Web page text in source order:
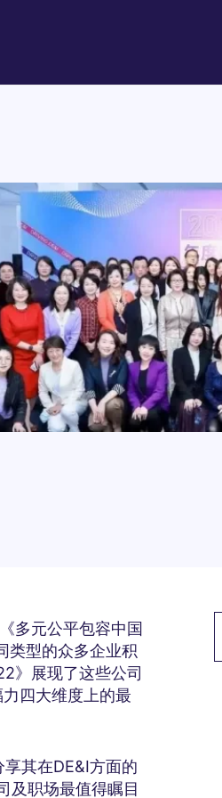
多元公平包容中国
类型的众多企业积
》展现了这些公司
四大维度上的最
其在DE&I方面的
及职场最值得瞩目